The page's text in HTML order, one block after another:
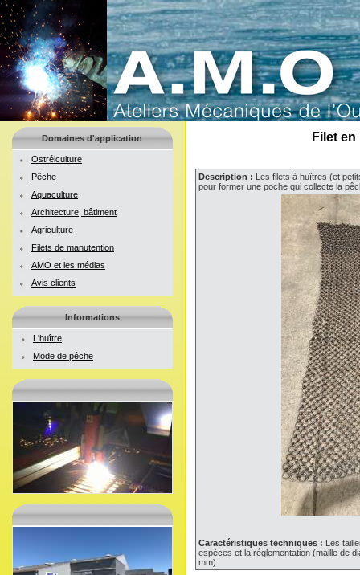
Domaines d'application
Ostréiculture
Pêche
Aquaculture
Architecture, bâtiment
Agriculture
Filets de manutention
AMO et les médias
Avis clients
Informations
L'huître
Mode de pêche
Filet
Description : Les filets à huîtres (et
pour former une poche qui collecte la
Caractéristiques techniques : Les
espèces et la réglementation (maille de
mm).